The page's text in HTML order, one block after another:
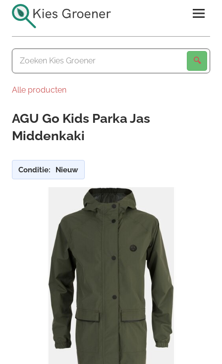
naar
inhoudKies
Groener
Alle producten
AGU Go Kids Parka Jas
Middenkaki
Conditie: Nieuw